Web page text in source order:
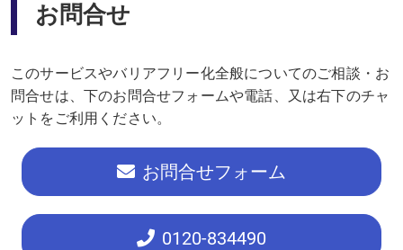
お問合せ
このサービスやバリアフリー化全般についてのご相談・お
問合せは、下のお問合せフォームや電話、又は右下のチャ
ットをご利用ください。
お問合せフォーム
0120-834490